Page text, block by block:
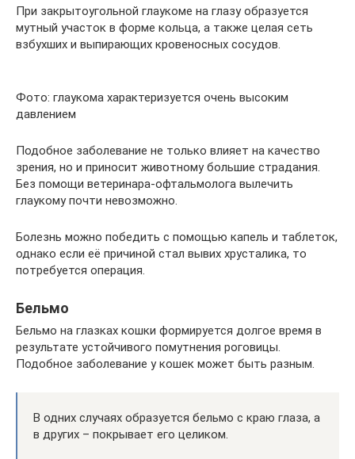
При закрытоугольной глаукоме на глазу образуется
мутный участок в форме кольца, а также целая сеть
взбухших и выпирающих кровеносных сосудов.
Фото: глаукома характеризуется очень высоким
давлением
Подобное заболевание не только влияет на качество
зрения, но и приносит животному большие страдания.
Без помощи ветеринара-офтальмолога вылечить
глаукому почти невозможно.
Болезнь можно победить с помощью капель и таблеток,
однако если её причиной стал вывих хрусталика, то
потребуется операция.
Бельмо
Бельмо на глазках кошки формируется долгое время в
результате устойчивого помутнения роговицы.
Подобное заболевание у кошек может быть разным.
В одних случаях образуется бельмо с краю глаза, а
в других – покрывает его целиком.